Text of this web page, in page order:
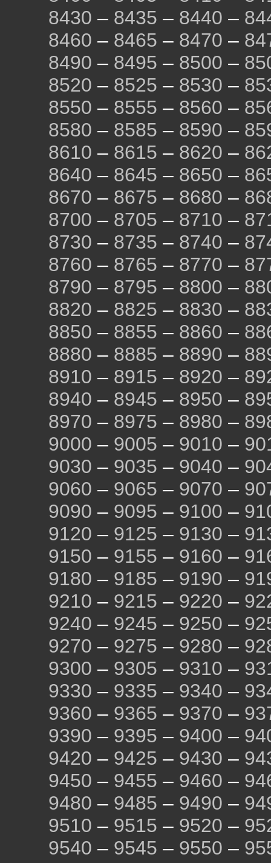
8430 – 8435 – 8440 –
8460 – 8465 – 8470 –
8490 – 8495 – 8500 –
8520 – 8525 – 8530 –
8550 – 8555 – 8560 –
8580 – 8585 – 8590 –
8610 – 8615 – 8620 –
8640 – 8645 – 8650 –
8670 – 8675 – 8680 –
8700 – 8705 – 8710 –
8730 – 8735 – 8740 –
8760 – 8765 – 8770 –
8790 – 8795 – 8800 –
8820 – 8825 – 8830 –
8850 – 8855 – 8860 –
8880 – 8885 – 8890 –
8910 – 8915 – 8920 –
8940 – 8945 – 8950 –
8970 – 8975 – 8980 –
9000 – 9005 – 9010 –
9030 – 9035 – 9040 –
9060 – 9065 – 9070 –
9090 – 9095 – 9100 –
9120 – 9125 – 9130 –
9150 – 9155 – 9160 –
9180 – 9185 – 9190 –
9210 – 9215 – 9220 –
9240 – 9245 – 9250 –
9270 – 9275 – 9280 –
9300 – 9305 – 9310 –
9330 – 9335 – 9340 –
9360 – 9365 – 9370 –
9390 – 9395 – 9400 –
9420 – 9425 – 9430 –
9450 – 9455 – 9460 –
9480 – 9485 – 9490 –
9510 – 9515 – 9520 –
9540 – 9545 – 9550 –